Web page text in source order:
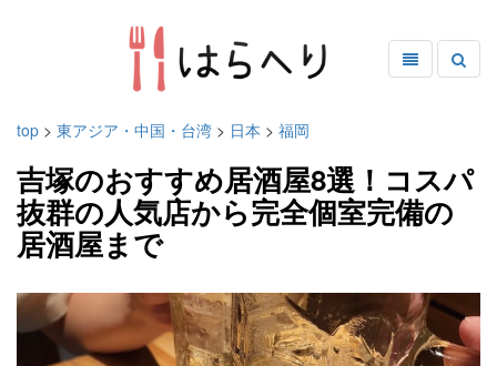
top > 東アジア・中国・台湾 > 日本 > 福岡
吉塚のおすすめ居酒屋8選！コスパ
抜群の人気店から完全個室完備の
居酒屋まで